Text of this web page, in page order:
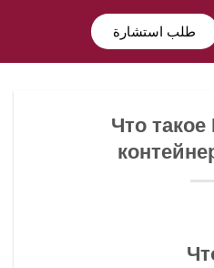
طلب استشارة
Что такое